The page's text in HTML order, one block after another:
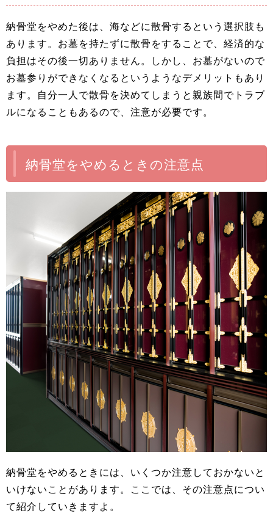
納骨堂をやめた後は、海などに散骨するという選択肢も
あります。お墓を持たずに散骨をすることで、経済的な
負担はその後一切ありません。しかし、お墓がないので
お墓参りができなくなるというようなデメリットもあり
ます。自分一人で散骨を決めてしまうと親族間でトラブ
ルになることもあるので、注意が必要です。
納骨堂をやめるときの注意点
納骨堂をやめるときには、いくつか注意しておかないと
いけないことがあります。ここでは、その注意点につい
て紹介していきますよ。